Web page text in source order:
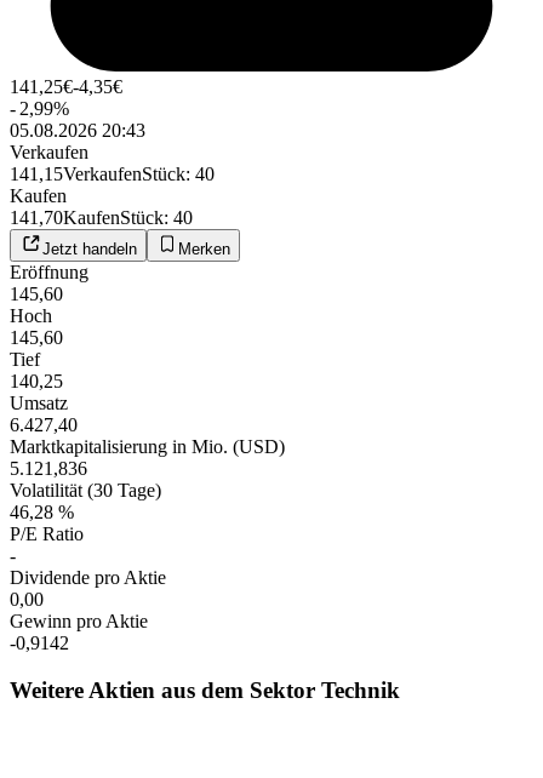
141,25€-4,35€
- 2,99%
05.08.2026 20:43
Verkaufen
141,15VerkaufenStück: 40
Kaufen
141,70KaufenStück: 40
Jetzt handeln Merken
Eröffnung
145,60
Hoch
145,60
Tief
140,25
Umsatz
6.427,40
Marktkapitalisierung in Mio. (USD)
5.121,836
Volatilität (30 Tage)
46,28 %
P/E Ratio
-
Dividende pro Aktie
0,00
Gewinn pro Aktie
-0,9142
Weitere Aktien aus dem Sektor Technik